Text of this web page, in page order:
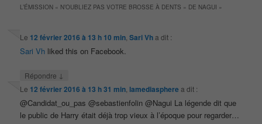
L’ÉMISSION « N’OUBLIEZ PAS VOTRE BROSSE À DENTS » DE NAGUI »
Le 12 février 2016 à 13 h 10 min ,Sari Vha dit :
Sari Vh liked this on Facebook.
Répondre ↓
Le 12 février 2016 à 13 h 31 min lamediasphere a dit :
@Candidat_ou_pas @sebastienfolin @Nagui La légende dit que
le public de Harry était déjà trop vieux à l’époque pour regarder…